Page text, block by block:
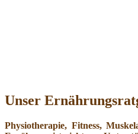
Unser
Physiotherapie, Fitness,